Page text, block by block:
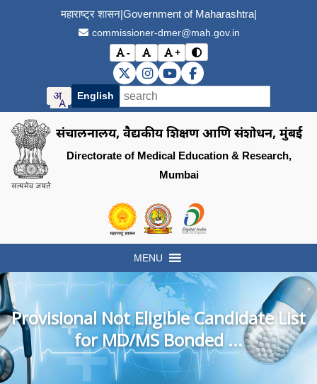
महाराष्ट्र शासन|Government of Maharashtra|
commissioner-dmer@mah.gov.in
-
अक्षर आकार कमी करा (Decrease font size)
मूळ अक्षर आकार (Reset font size)
+
अक्षर आकार वाढवा (Increase font
विरोधाभास मोड बदला
DMER X (Twitter)
DMER Instagram
DMER YouTube
DMER Facebook
English
संचालनालय, वैद्यकीय शिक्षण आणि संशोधन, मुंबई
Directorate of Medical Education & Research,
Mumbai
Visit the Government of Maharashtra
Visit the Directorate of
MENU
Provisional Not Eligible Candidate List
for MD/MS Bonded ...